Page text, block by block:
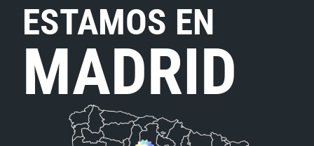
ESTAMOS EN
MADRID